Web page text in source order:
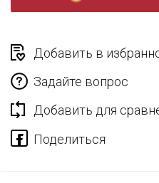
Добавить в
Задайте вопрос
Добавить для